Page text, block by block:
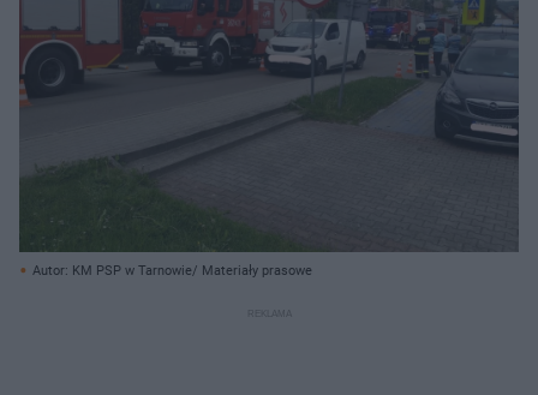
Autor: KM PSP w Tarnowie/ Materiały prasowe